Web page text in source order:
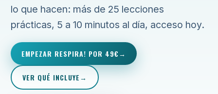
lo que hacen: más de 25 lecciones
prácticas, 5 a 10 minutos al día, acceso hoy.
EMPEZAR RESPIRA! POR 49€
VER QUÉ INCLUYE